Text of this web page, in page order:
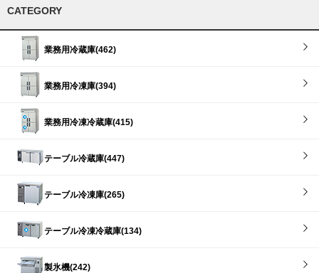
CATEGORY
業務用冷蔵庫(462)
業務用冷凍庫(394)
業務用冷凍冷蔵庫(415)
テーブル冷蔵庫(447)
テーブル冷凍庫(265)
テーブル冷凍冷蔵庫(134)
製氷機(242)